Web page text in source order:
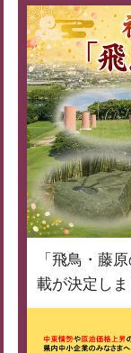
「飛鳥・藤
載が決定しま